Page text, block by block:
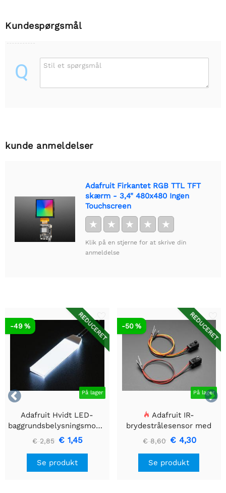
Kundespørgsmål
Q Stil et spørgsmål
kunde anmeldelser
Adafruit Firkantet RGB TTL TFT
skærm - 3,4" 480x480 Ingen
Touchscreen
★ ★ ★ ★ ★
Klik på en stjerne for at skrive din
anmeldelse


REDUCERET
På lager
-49 %
Adafruit Hvidt LED-
baggrundsbelysningsmodul
- Lille 12mm x 40mm
€ 2,85 € 1,45
Se produkt
REDUCERET
På lager
-50 %
Adafruit IR-
brydestrålesensor med
premium ledningsstuds -
5 mm LED'er
€ 8,60 € 4,30
Se produkt